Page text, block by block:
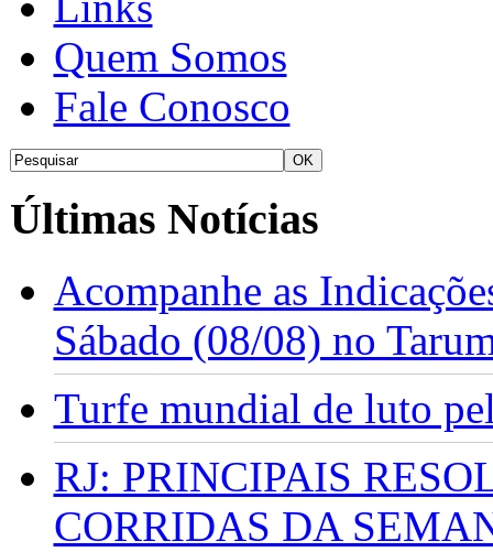
Quem Somos
Fale Conosco
Últimas Notícias
Acompanhe as
Sábado (08/08) no
Turfe mundial de luto
RJ: PRINCIPAIS
CORRIDAS DA